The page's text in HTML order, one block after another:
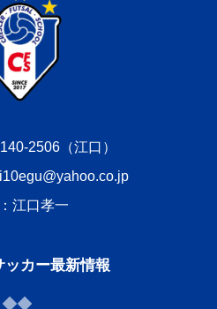
2506（江口）
江口孝一
ッカー最新情報